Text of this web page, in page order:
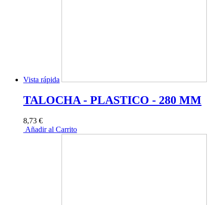
Vista rápida
TALOCHA - PLASTICO - 280 MM
8,73 €
Añadir al Carrito